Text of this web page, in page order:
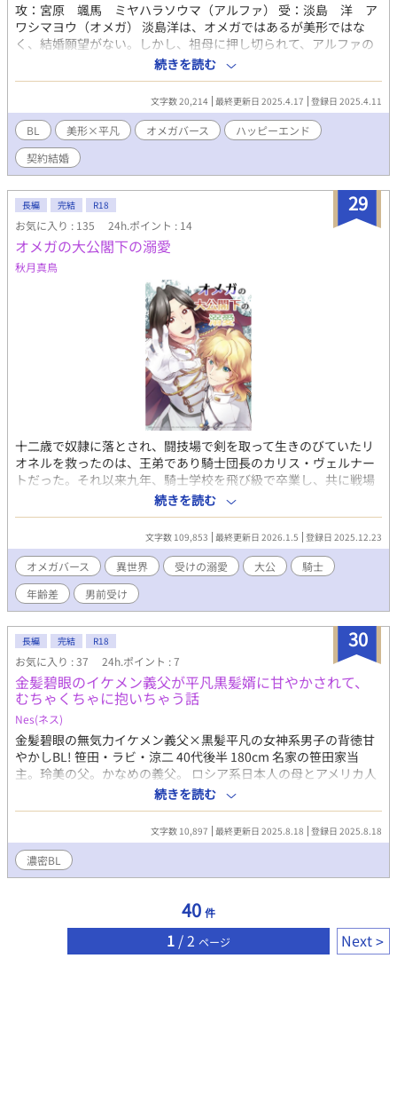
攻：宮原 颯馬 ミヤハラソウマ（アルファ） 受：淡島 洋 ア
ワシマヨウ（オメガ） 淡島洋は、オメガではあるが美形ではな
く、結婚願望がない。しかし、祖母に押し切られて、アルファの
宮原颯馬とお見合いをすることに。 しかし、どういうわけか洋
は、恋愛結婚は諦めたという颯馬と、愛のない契約結婚をするこ
とになるのだが……という話です。 短編で、ハッピーエンドで
す。 ※受の女装シーンが出てきます。苦手な方はご注意くださ
い。
続きを読む
文字数 20,214 最終更新日 2025.4.17 登録日 2025.4.11
BL 美形×平凡 オメガバース
ハッピーエンド
契約結婚
29
長編 完結 R18
お気に入り : 135 24h.ポイント : 14
オメガの大公閣下の溺愛
秋月真鳥
十二歳で奴隷に落とされ、闘技場で剣を取って生きのびていたリ
オネルを救ったのは、王弟であり騎士団長のカリス・ヴェルナー
トだった。それ以来九年、騎士学校を飛び級で卒業し、共に戦場
を駆け抜けたリオネルは、カリスへの想いを誰にも言えないまま
抱え続けてきた。 隣国との六年間の戦争が終わり、英雄として凱
旋した二人に降りかかったのは、縁談の嵐だった。互いの事情を
解消するため、カリスはリオネルに「数年後に離縁する契約結
婚」を申し出る。 しかし婚約後に明かされた衝撃の事実。アルフ
ァの中のアルファと呼ばれてきたカリスは、実はオメガだった。
自分はオメガ性の弱い出来損ないだと信じ、生涯番を持つことを
諦めていたカリス。助けた子どもへの情だけで結婚を決めたと思
っていたリオネル。だが二人の間には、出会った瞬間から運命の
番として引き合う力が働いていた。 これは、片想いのまま添い遂
げるつもりだった二人が、お互いを「自分のもの」にするまでの
物語。 ※ムーンライトノベルズ、エブリスタでも掲載していま
す。
続きを読む
文字数 109,853 最終更新日 2026.1.5 登録日 2025.12.23
オメガバース 異世界 受けの溺愛 大公
騎士
年齢差
男前受け
30
長編 完結 R18
お気に入り : 37 24h.ポイント : 7
金髪碧眼のイケメン義父が平凡黒髪婿に甘やかされて、
むちゃくちゃに抱いちゃう話
Nes(ネス)
金髪碧眼の無気力イケメン義父×黒髪平凡の女神系男子の背徳甘
やかしBL! 笹田・ラビ・涼二 40代後半 180cm 名家の笹田家当
主。玲美の父。かなめの義父。 ロシア系日本人の母とアメリカ人
の父を持つ。 あることがきっかけで人生にはどうにもならないこ
とをしり、何事にも無関心になる。 金髪に碧眼、ラグビーで鍛え
た身体は程よく筋肉がついており、体質なのか焼けずに白肌。美
形だが、男にしか興味が無い。いつも冷静沈着で厳格な人なのだ
が…。 笹田かなめ 23歳 170cm 黒髪、中肉中背の平凡顔。玲美の
夫。 同棲愛者だか、ある事情で期限付きの契約結婚をしている。
抱いている。 軽いNTR、中出し、媚薬、甘やかしetc…。
続きを読む
文字数 10,897 最終更新日 2025.8.18 登録日 2025.8.18
濃密BL
40 件
1 / 2 ページ Next